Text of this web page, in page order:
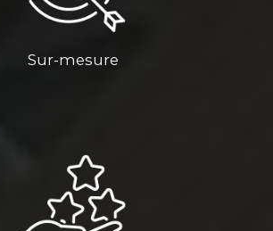
Sur-mesure